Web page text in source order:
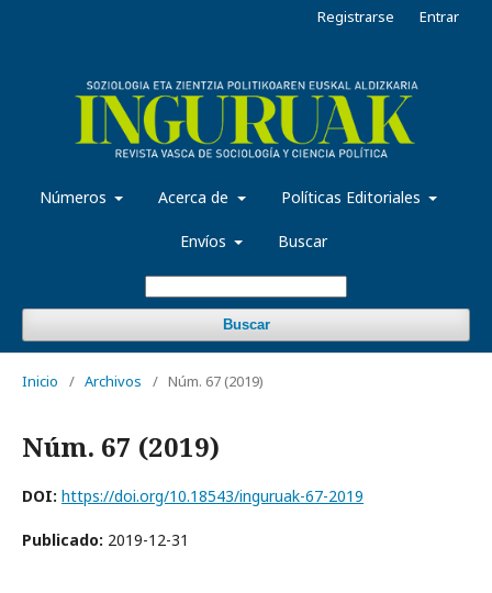
Números Acerca de Políticas Editoriales
Envíos Buscar
Buscar
Registrarse Entrar
Inicio / Archivos / Núm. 67 (2019)
Núm. 67 (2019)
DOI: https://doi.org/10.18543/inguruak-67-2019
Publicado: 2019-12-31